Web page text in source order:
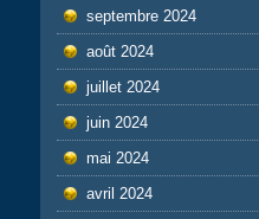
septembre 2024
août 2024
juillet 2024
juin 2024
mai 2024
avril 2024